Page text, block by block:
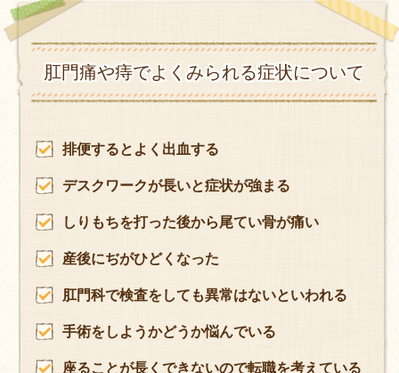
肛門痛や痔でよくみられる症状について
排便するとよく出血する
デスクワークが長いと症状が強まる
しりもちを打った後から尾てい骨が痛い
産後にぢがひどくなった
肛門科で検査をしても異常はないといわれる
手術をしようかどうか悩んでいる
座ることが長くできないので転職を考えている